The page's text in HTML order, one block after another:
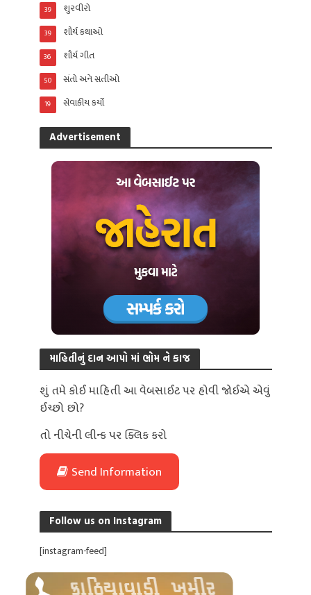
શુરવીરો
39
શૌર્ય કથાઓ
39
શૌર્ય ગીત
36
સંતો અને સતીઓ
50
સેવાકીય કર્યો
19
Advertisement
માહિતીનું દાન આપો માં ભોમ ને કાજ
શું તમે કોઈ માહિતી આ વેબસાઈટ પર હોવી જોઈએ એવું
ઈચ્છો છો?
તો નીચેની લીન્ક પર ક્લિક કરો
Send Information
Follow us on Instagram
[instagram-feed]